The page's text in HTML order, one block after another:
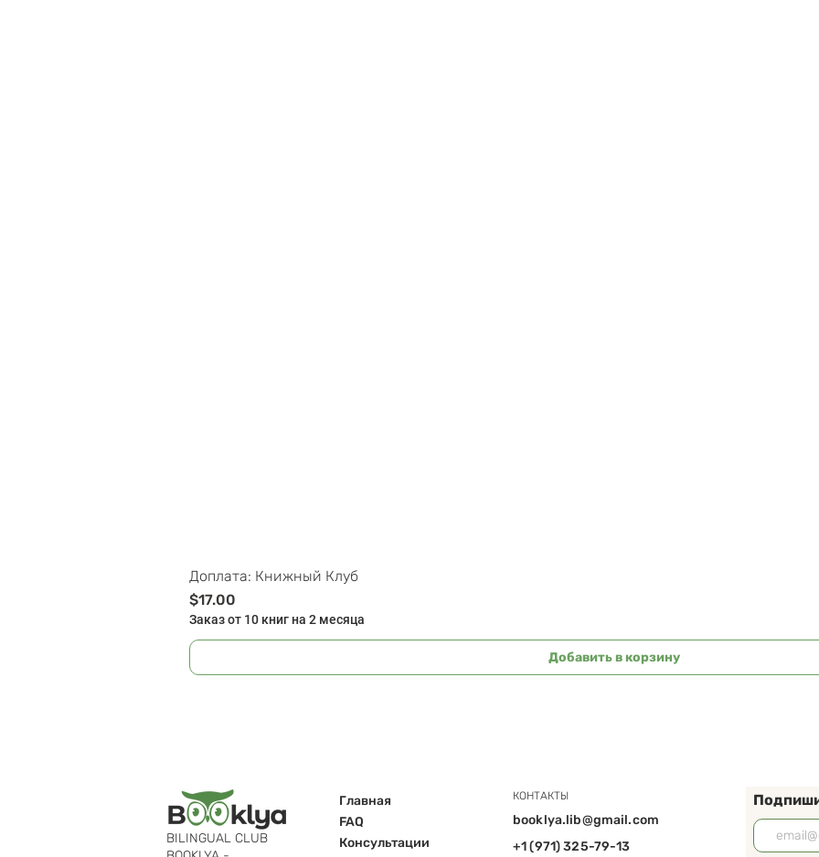
Доплата: Книжный Клуб
Цена
$17.00
Заказ от 10 книг на 2 месяца
Добавить в корзину
BILINGUAL CLUB
Главная
FAQ
Консультации
КОНТАКТЫ
booklya.lib@gmail.com
+1 (971) 325-79-13